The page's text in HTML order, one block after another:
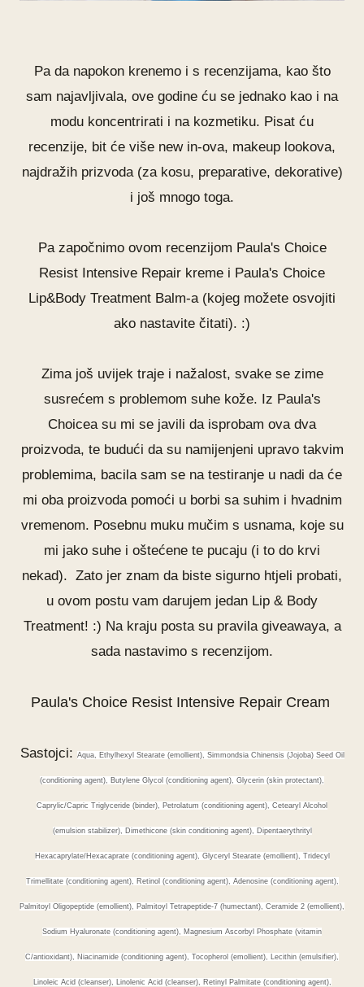
Pa da napokon krenemo i s recenzijama, kao što
sam najavljivala, ove godine ću se jednako kao i na
modu koncentrirati i na kozmetiku. Pisat ću
recenzije, bit će više new in-ova, makeup lookova,
najdražih prizvoda (za kosu, preparative, dekorative)
i još mnogo toga.
Pa započnimo ovom recenzijom Paula's Choice
Resist Intensive Repair kreme i Paula's Choice
Lip&Body Treatment Balm-a (kojeg možete osvojiti
ako nastavite čitati). :)
Zima još uvijek traje i nažalost, svake se zime
susrećem s problemom suhe kože. Iz Paula's
Choicea su mi se javili da isprobam ova dva
proizvoda, te budući da su namijenjeni upravo takvim
problemima, bacila sam se na testiranje u nadi da će
mi oba proizvoda pomoći u borbi sa suhim i hvadnim
vremenom. Posebnu muku mučim s usnama, koje su
mi jako suhe i oštećene te pucaju (i to do krvi
nekad). Zato jer znam da biste sigurno htjeli probati,
u ovom postu vam darujem jedan Lip & Body
Treatment! :) Na kraju posta su pravila giveawaya, a
sada nastavimo s recenzijom.
Paula's Choice Resist Intensive Repair Cream
Sastojci: Aqua, Ethylhexyl Stearate (emollient), Simmondsia Chinensis (Jojoba) Seed Oil
(conditioning agent), Butylene Glycol (conditioning agent), Glycerin (skin protectant),
Caprylic/Capric Triglyceride (binder), Petrolatum (conditioning agent), Cetearyl Alcohol
(emulsion stabilizer), Dimethicone (skin conditioning agent), Dipentaerythrityl
Hexacaprylate/Hexacaprate (conditioning agent), Glyceryl Stearate (emollient), Tridecyl
Trimellitate (conditioning agent), Retinol (conditioning agent), Adenosine (conditioning agent),
Palmitoyl Oligopeptide (emollient), Palmitoyl Tetrapeptide-7 (humectant), Ceramide 2 (emollient),
Sodium Hyaluronate (conditioning agent), Magnesium Ascorbyl Phosphate (vitamin
C/antioxidant), Niacinamide (conditioning agent), Tocopherol (emollient), Lecithin (emulsifier),
Linoleic Acid (cleanser), Linolenic Acid (cleanser), Retinyl Palmitate (conditioning agent),